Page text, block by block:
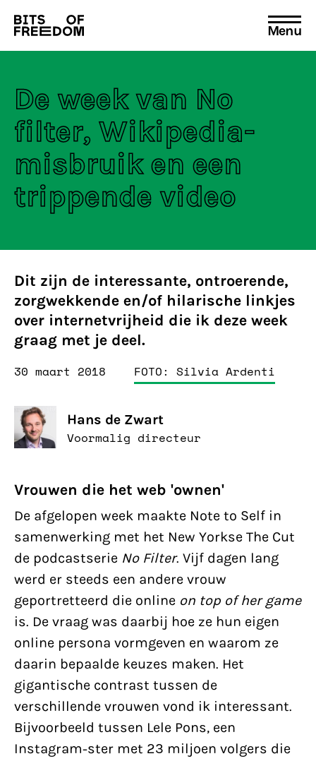
Search
for:
Menu
De week van No
filter, Wikipedia-
misbruik en een
trippende video
Dit zijn de interessante, ontroerende,
zorgwekkende en/of hilarische linkjes
over internetvrijheid die ik deze week
graag met je deel.
30 maart 2018 FOTO: Silvia Ardenti
Hans de Zwart
Voormalig directeur
Vrouwen die het web 'ownen'
De afgelopen week maakte Note to Self in
samenwerking met het New Yorkse The Cut
de podcastserie No Filter. Vijf dagen lang
werd er steeds een andere vrouw
geportretteerd die online on top of her game
is. De vraag was daarbij hoe ze hun eigen
online persona vormgeven en waarom ze
daarin bepaalde keuzes maken. Het
gigantische contrast tussen de
verschillende vrouwen vond ik interessant.
Bijvoorbeeld tussen Lele Pons, een
Instagram-ster met 23 miljoen volgers die